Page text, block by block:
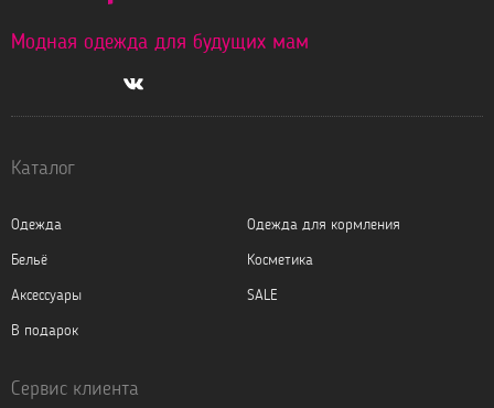
Модная одежда для будущих мам
Каталог
Одежда
Одежда для кормления
Бельё
Косметика
Аксессуары
SALE
В подарок
Сервис клиента